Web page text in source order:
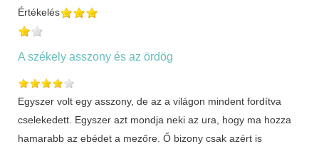
Értékelés
A székely asszony és az ördög
Egyszer volt egy asszony, de az a világon mindent fordítva
cselekedett. Egyszer azt mondja neki az ura, hogy ma hozza
hamarabb az ebédet a mezőre. Ő bizony csak azért is